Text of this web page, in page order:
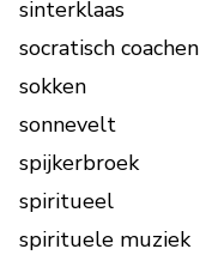
sinterklaas
socratisch coachen
sokken
sonnevelt
spijkerbroek
spiritueel
spirituele muziek